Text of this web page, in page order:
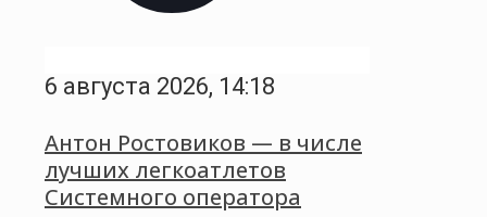
6 августа 2026, 14:18
Антон Ростовиков — в числе
лучших легкоатлетов
Системного оператора